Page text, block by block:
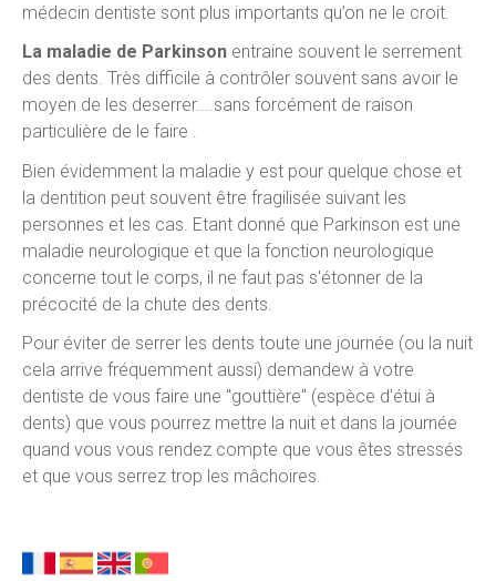
médecin dentiste sont plus importants qu’on ne le croit.
La maladie de Parkinson entraine souvent le serrement
des dents. Très difficile à contrôler souvent sans avoir le
moyen de les deserrer....sans forcément de raison
particulière de le faire .
Bien évidemment la maladie y est pour quelque chose et
la dentition peut souvent être fragilisée suivant les
personnes et les cas. Etant donné que Parkinson est une
maladie neurologique et que la fonction neurologique
concerne tout le corps, il ne faut pas s'étonner de la
précocité de la chute des dents.
Pour éviter de serrer les dents toute une journée (ou la nuit
cela arrive fréquemment aussi) demandew à votre
dentiste de vous faire une "gouttière" (espèce d'étui à
dents) que vous pourrez mettre la nuit et dans la journée
quand vous vous rendez compte que vous êtes stressés
et que vous serrez trop les mâchoires.